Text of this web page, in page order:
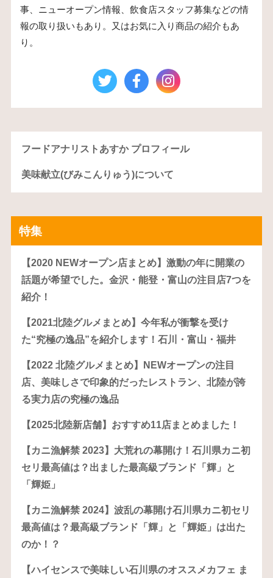
事、ニューオープン情報、飲食店スタッフ募集などの情
報の取り扱いもあり。又はお気に入り商品の紹介もあ
り。
フードアナリストあすか プロフィール
美味献立(びみこんりゅう)について
特集
【2020 NEWオープン店まとめ】激動の年に開業の
話題が希望でした。金沢・能登・富山の注目店7つを
紹介！
【2021北陸グルメまとめ】今年私が衝撃を受け
た“究極の逸品”を紹介します！石川・富山・福井
【2022 北陸グルメまとめ】NEWオープンの注目
店、美味しさで印象的だったレストラン、北陸が誇
る実力店の究極の逸品
【2025北陸新店舗】おすすめ11店まとめました！
【カニ漁解禁 2023】大荒れの幕開け！石川県カニ初
セリ最高値は？出ました最高級ブランド「輝」と
「輝姫」
【カニ漁解禁 2024】波乱の幕開け石川県カニ初セリ
最高値は？最高級ブランド「輝」と「輝姫」は出た
のか！？
【ハイセンスで美味しい石川県のオススメカフェ ま